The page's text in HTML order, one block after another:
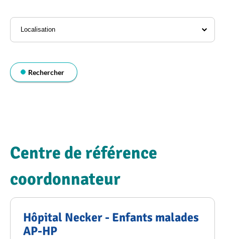
l'annuaire
Localisation
Rechercher
Centre de référence
coordonnateur
Hôpital Necker - Enfants malades
AP-HP